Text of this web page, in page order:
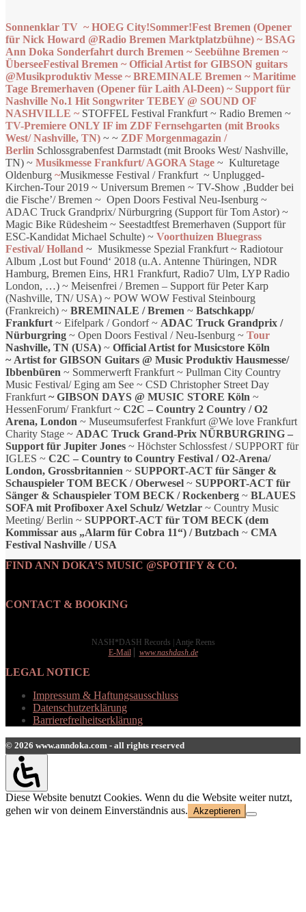
Sonnenklar TV ~ HOEG City!Sommer!Fest Bremen (Opener
für Nick Howard @Radio Bremen Marktplatzbühne) ~ BSAG
Ann Doka Sonderfahrt durch Bremen ~ Seebühne Bremen ~
ÜberseeFestival Bremen ~ Official Artist for GIBSON guitars
@Musikproduktiv Messe ~ BREMINALE Bremen ~ Maritime
Tage Bremerhaven (Opener für Laith Al-Deen) ~ Support für
Nashville No.1 Hit Songwriter TEBEY @ SOUND OF
NASHVILLE ~ STOFFEL Festival Frankfurt ~ Radio Bremen ~
TV-Premiere ONLY IF im ZDF Fernsehgarten (mit Brooks
West/ Nashville, TN) ~ ~ ZDF Morgenmagazin /
Berlin Schlossgrabenfest Darmstadt (mit Brooks West/ Nashville,
TN) ~ Musikmesse Frankfurt/ AGORA Stage ~ Kulturetage
Oldenburg ~Musikmesse Festival / Frankfurt ~ Unplugged-
Kirchen-Tour 2019 ~ Universum Bremen ~ TV-Show ‚Budder bei
die Fische’/ Bremen ~ Open Doors Festival Neu-Isenburg ~
ADAC Truck Grandprix/ Nürburgring (Support für Tom Astor) ~
Magic Bike Rüdesheim ~ Seestadtfest Bremerhaven (Support für
ESC-Kandidat Michael Schulte) ~ Voorthuizen Bluegrass
Festival/ Holland ~ Musikmesse Spezial Frankfurt ~ Radiotour
Album ‚Lost but Found‘ 2018 (u.A. Antenne Thüringen, NDR
Hamburg, Bremen Eins, HR1 Frankfurt, Radio7 Ulm, LYP Radio
London, …) ~ Meisenfrei / Bremen – Support für Peter Karp
(Nashville, TN/ USA) ~ POW WOW Festival Steinbourg
(Frankreich) ~ BREMINALE / Bremen ~ Batschkapp/
Frankfurt ~ Eifelpark / Gondorf ~ ADAC Truck Grandprix /
Nürburgring ~ Open Doors Festival / Neu-Isenburg ~ Tour
Nashville, TN (USA) ~ Official Artist for Musicstore Köln
~ Artist for GIBSON Guitars @ Music Produktiv Hausmesse/
Ibbenbüren ~ Sommerwerft Frankfurt ~ Pullman City Country
Music Festival/ Eging am See ~ CSD Christopher Street Day
Frankfurt ~ GIBSON DAYS @ MUSIC STORE Köln ~
HessenForum/ Frankfurt ~ C2C – Country 2 Country / O2
Arena, London ~ Museumsuferfest Frankfurt @We love Frankfurt
Charity Stage ~ ADAC Truck Grand-Prix NÜRBURGRING –
Support für Jupiter Jones ~ Höchster Schlossfest / SUPPORT für
IGLES ~ C2C – Country to Country Festival / O2-Arena/
London, Grossbritannien ~ SUPPORT-ACT für Sänger &
Schauspieler TOM BECK / Oberwesel ~ SUPPORT-ACT für
Sänger & Schauspieler TOM BECK / Rockenberg ~ BLAUES
SOFA mit Profiboxer Axel Schulz/ Wetzlar ~ Country Music
Meeting/ Berlin ~ SUPPORT-ACT für TOM BECK (dem
Kommissar aus „Alarm für Cobra 11“) / Butzbach ~ CMA
Festival Nashville / USA
FIND ANN DOKA’S MUSIC @SPOTIFY & CO.
CONTACT & BOOKING
NASH*DASH Records | Antje Reens
E-Mail⎪ www.nashdash.de
LEGAL NOTICE
Impressum & Haftungsausschluss
Datenschutzerklärung
Barrierefreiheitserklärung
© 2026 www.anndoka.com - all rights reserved
Diese Website benutzt Cookies. Wenn du die Website weiter nutzt,
gehen wir von deinem Einverständnis aus. Akzeptieren